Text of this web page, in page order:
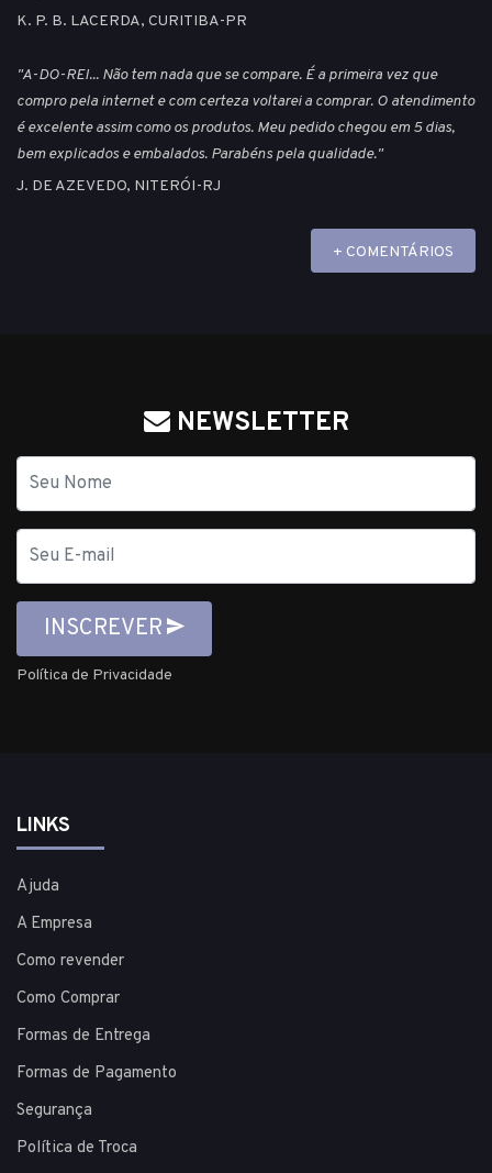
K. P. B. LACERDA, CURITIBA-PR
"A-DO-REI... Não tem nada que se compare. É a primeira vez que
compro pela internet e com certeza voltarei a comprar. O atendimento
é excelente assim como os produtos. Meu pedido chegou em 5 dias,
bem explicados e embalados. Parabéns pela qualidade."
J. DE AZEVEDO, NITERÓI-RJ
+ COMENTÁRIOS
NEWSLETTER
mail
INSCREVER
Política de Privacidade
LINKS
Ajuda
A Empresa
Como revender
Como Comprar
Formas de Entrega
Formas de Pagamento
Segurança
Política de Troca